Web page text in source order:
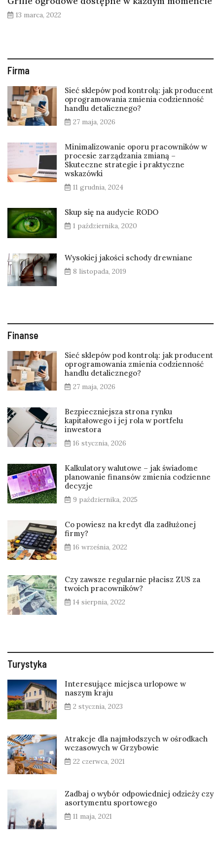
13 marca, 2022
Firma
Sieć sklepów pod kontrolą: jak producent
oprogramowania zmienia codzienność
handlu detalicznego?
27 maja, 2026
Minimalizowanie oporu pracowników w
procesie zarządzania zmianą –
Skuteczne strategie i praktyczne
wskazówki
11 grudnia, 2024
Skup się na audycie RODO
1 października, 2020
Wysokiej jakości schody drewniane
8 listopada, 2019
Finanse
Sieć sklepów pod kontrolą: jak producent
oprogramowania zmienia codzienność
handlu detalicznego?
27 maja, 2026
Bezpieczniejsza strona rynku
kapitałowego i jej rola w portfelu
inwestora
16 stycznia, 2026
Kalkulatory walutowe – jak świadome
planowanie finansów zmienia codzienne
decyzje
9 października, 2025
Co powiesz na kredyt dla zadłużonej
firmy?
16 września, 2022
Czy zawsze regularnie płacisz ZUS za
twoich pracowników?
14 sierpnia, 2022
Turystyka
Interesujące miejsca urlopowe w
naszym kraju
2 stycznia, 2023
Atrakcje dla najmłodszych w ośrodkach
wczasowych w Grzybowie
22 czerwca, 2021
Zadbaj o wybór odpowiedniej odzieży czy
asortymentu sportowego
11 maja, 2021